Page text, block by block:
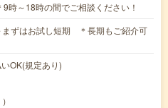
時～18時の間でご相談ください！
まずはお試し短期 ＊長期もご紹介可
OK(規定あり)